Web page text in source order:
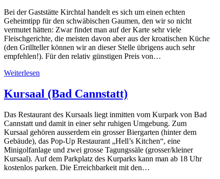
Bei der Gaststätte Kirchtal handelt es sich um einen echten
Geheimtipp für den schwäbischen Gaumen, den wir so nicht
vermutet hätten: Zwar findet man auf der Karte sehr viele
Fleischgerichte, die meisten davon aber aus der kroatischen Küche
(den Grillteller können wir an dieser Stelle übrigens auch sehr
empfehlen!). Für den relativ günstigen Preis von…
Weiterlesen
Kursaal (Bad Cannstatt)
Das Restaurant des Kursaals liegt inmitten vom Kurpark von Bad
Cannstatt und damit in einer sehr ruhigen Umgebung. Zum
Kursaal gehören ausserdem ein grosser Biergarten (hinter dem
Gebäude), das Pop-Up Restaurant „Hell’s Kitchen“, eine
Minigolfanlage und zwei grosse Tagungssäle (grosser/kleiner
Kursaal). Auf dem Parkplatz des Kurparks kann man ab 18 Uhr
kostenlos parken. Die Erreichbarkeit mit den…